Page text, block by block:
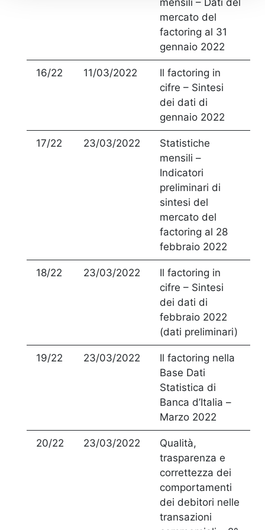
mensili – Dati del
mercato del
factoring al 31
gennaio 2022
16/22 11/03/2022
Il factoring in
cifre – Sintesi
dei dati di
gennaio 2022
17/22 23/03/2022
Statistiche
mensili –
Indicatori
preliminari di
sintesi del
mercato del
factoring al 28
febbraio 2022
18/22 23/03/2022
Il factoring in
cifre – Sintesi
dei dati di
febbraio 2022
(dati preliminari)
19/22 23/03/2022
Il factoring nella
Base Dati
Statistica di
Banca d’Italia –
Marzo 2022
20/22 23/03/2022
Qualità,
trasparenza e
correttezza dei
comportamenti
dei debitori nelle
transazioni